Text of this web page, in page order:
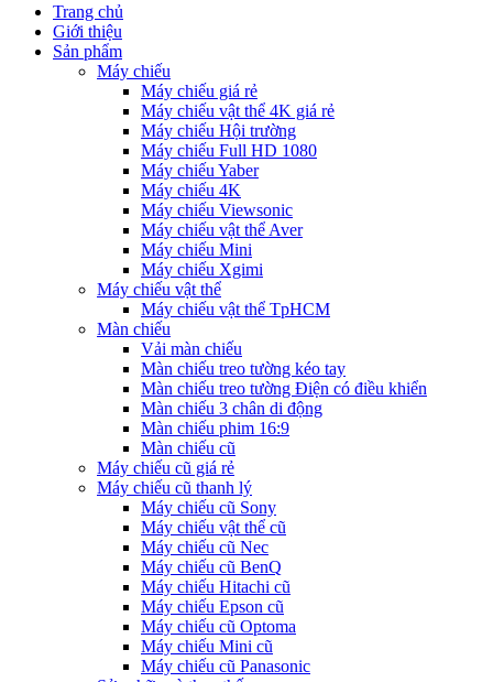
Trang chủ
Giới thiệu
Sản phẩm
Máy chiếu
Máy chiếu giá rẻ
Máy chiếu vật thể 4K giá rẻ
Máy chiếu Hội trường
Máy chiếu Full HD 1080
Máy chiếu Yaber
Máy chiếu 4K
Máy chiếu Viewsonic
Máy chiếu vật thể Aver
Máy chiếu Mini
Máy chiếu Xgimi
Máy chiếu vật thể
Máy chiếu vật thể TpHCM
Màn chiếu
Vải màn chiếu
Màn chiếu treo tường kéo tay
Màn chiếu treo tường Điện có điều khiển
Màn chiếu 3 chân di động
Màn chiếu phim 16:9
Màn chiếu cũ
Máy chiếu cũ giá rẻ
Máy chiếu cũ thanh lý
Máy chiếu cũ Sony
Máy chiếu vật thể cũ
Máy chiếu cũ Nec
Máy chiếu cũ BenQ
Máy chiếu Hitachi cũ
Máy chiếu Epson cũ
Máy chiếu cũ Optoma
Máy chiếu Mini cũ
Máy chiếu cũ Panasonic